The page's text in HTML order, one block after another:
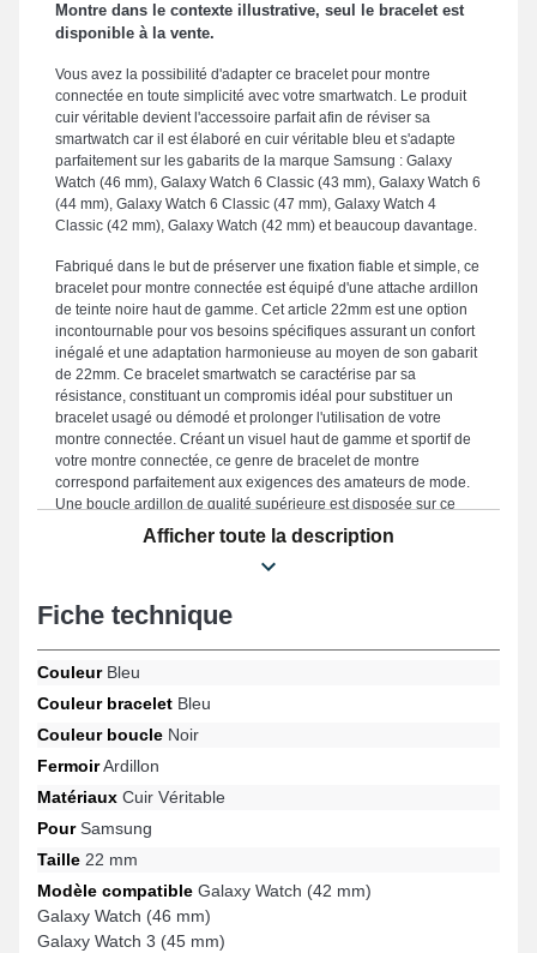
Montre dans le contexte illustrative, seul le bracelet est
disponible à la vente.
Vous avez la possibilité d'adapter ce bracelet pour montre
connectée en toute simplicité avec votre smartwatch. Le produit
cuir véritable devient l'accessoire parfait afin de réviser sa
smartwatch car il est élaboré en cuir véritable bleu et s'adapte
parfaitement sur les gabarits de la marque Samsung : Galaxy
Watch (46 mm), Galaxy Watch 6 Classic (43 mm), Galaxy Watch 6
(44 mm), Galaxy Watch 6 Classic (47 mm), Galaxy Watch 4
Classic (42 mm), Galaxy Watch (42 mm) et beaucoup davantage.
Fabriqué dans le but de préserver une fixation fiable et simple, ce
bracelet pour montre connectée est équipé d'une attache ardillon
de teinte noire haut de gamme. Cet article 22mm est une option
incontournable pour vos besoins spécifiques assurant un confort
inégalé et une adaptation harmonieuse au moyen de son gabarit
de 22mm. Ce bracelet smartwatch se caractérise par sa
résistance, constituant un compromis idéal pour substituer un
bracelet usagé ou démodé et prolonger l'utilisation de votre
montre connectée. Créant un visuel haut de gamme et sportif de
votre montre connectée, ce genre de bracelet de montre
correspond parfaitement aux exigences des amateurs de mode.
Une boucle ardillon de qualité supérieure est disposée sur ce
format de bracelet pour montre connectée et est s'adapte
parfaitement pour le format de Galaxy Watch 6 Classic (47 mm),
Gear S3, Galaxy Watch (42 mm), Galaxy Watch 6 (44 mm),
bien d'autres encore de la marque Samsung. Grâce à son
esthétisme, ce bracelet en cuir véritable Samsung se connecte
naturellement à plusieurs références avec un confort durable.
Afficher toute la description
Fiche technique
CouleurBleu
Couleur bracelet Bleu
Couleur boucle Noir
FermoirArdillon
Matériaux Cuir Véritable
PourSamsung
Taille 22 mm
Modèle compatible Galaxy Watch (42 mm)
Galaxy Watch (46 mm)
Galaxy Watch 3 (45 mm)